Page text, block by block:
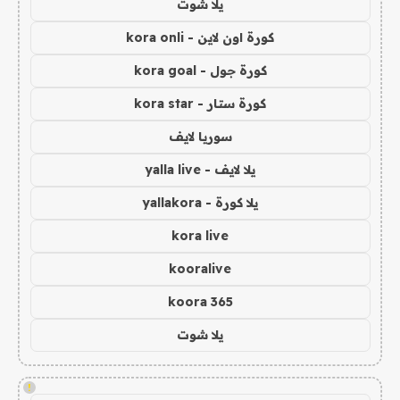
يلا شوت
كورة اون لاين - kora onli
كورة جول - kora goal
كورة ستار - kora star
سوريا لايف
يلا لايف - yalla live
يلا كورة - yallakora
kora live
kooralive
koora 365
يلا شوت
!